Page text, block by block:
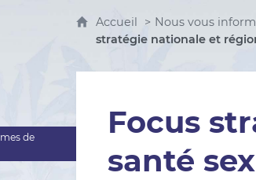
de
Accueil Nous vous
stratégie nationale et
Focus
santé